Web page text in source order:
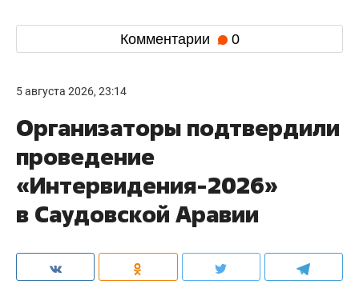
Комментарии 0
5 августа 2026, 23:14
Организаторы подтвердили
проведение
«Интервидения-2026»
в Саудовской Аравии